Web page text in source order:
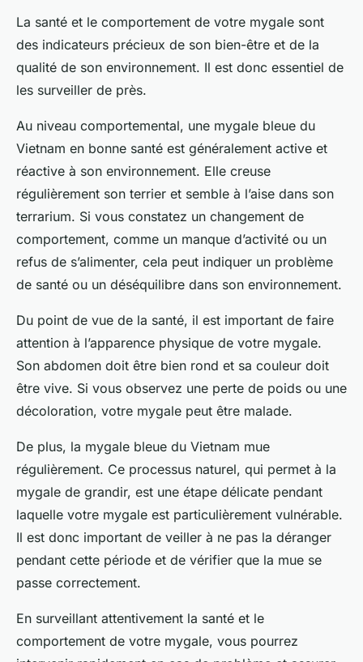
La santé et le comportement de votre mygale sont
des indicateurs précieux de son bien-être et de la
qualité de son environnement. Il est donc essentiel de
les surveiller de près.
Au niveau comportemental, une mygale bleue du
Vietnam en bonne santé est généralement active et
réactive à son environnement. Elle creuse
régulièrement son terrier et semble à l’aise dans son
terrarium. Si vous constatez un changement de
comportement, comme un manque d’activité ou un
refus de s’alimenter, cela peut indiquer un problème
de santé ou un déséquilibre dans son environnement.
Du point de vue de la santé, il est important de faire
attention à l’apparence physique de votre mygale.
Son abdomen doit être bien rond et sa couleur doit
être vive. Si vous observez une perte de poids ou une
décoloration, votre mygale peut être malade.
De plus, la mygale bleue du Vietnam mue
régulièrement. Ce processus naturel, qui permet à la
mygale de grandir, est une étape délicate pendant
laquelle votre mygale est particulièrement vulnérable.
Il est donc important de veiller à ne pas la déranger
pendant cette période et de vérifier que la mue se
passe correctement.
En surveillant attentivement la santé et le
comportement de votre mygale, vous pourrez